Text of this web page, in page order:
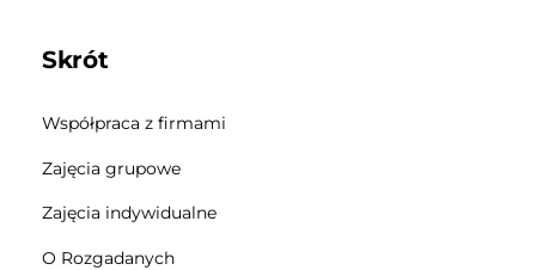
Skrót
Współpraca z firmami
Zajęcia grupowe
Zajęcia indywidualne
O Rozgadanych